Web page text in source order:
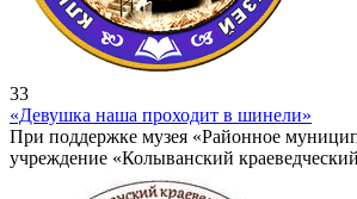
33
«Девушка наша проходит в шинели»
При поддержке музея «Районное
учреждение «Колыванский